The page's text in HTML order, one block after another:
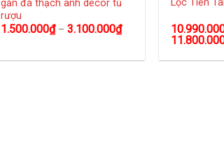
gắn đá thạch anh decor tủ
rượu
1.500.000₫–3.100.000₫
Lộc Tiền